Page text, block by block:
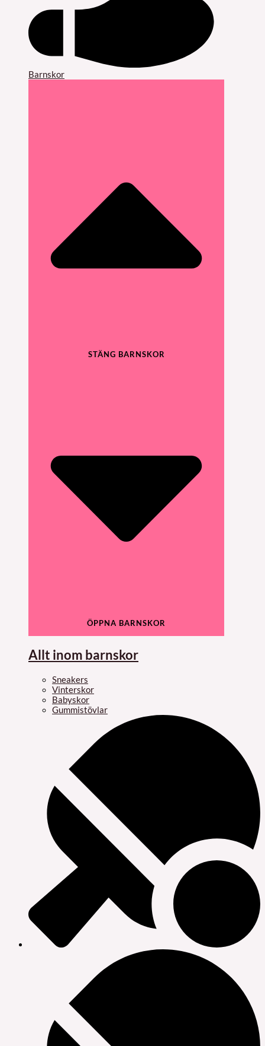
Barnskor
STÄNG BARNSKOR
ÖPPNA BARNSKOR
Allt inom barnskor
Sneakers
Vinterskor
Babyskor
Gummistövlar